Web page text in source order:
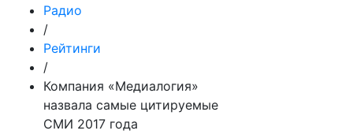
Радио
/
Рейтинги
/
Компания «Медиалогия»
назвала самые цитируемые
СМИ 2017 года